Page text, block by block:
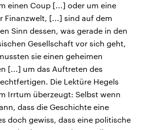
einen Coup [...] oder um eine
Finanzwelt, [...] sind auf dem
Sinn dessen, was gerade in den
Gesellschaft vor sich geht,
sie einen geheimen
[...] um das Auftreten des
Die Lektüre Hegels
Irrtum überzeugt: Selbst wenn
dass die Geschichte eine
doch gewiss, dass eine politische